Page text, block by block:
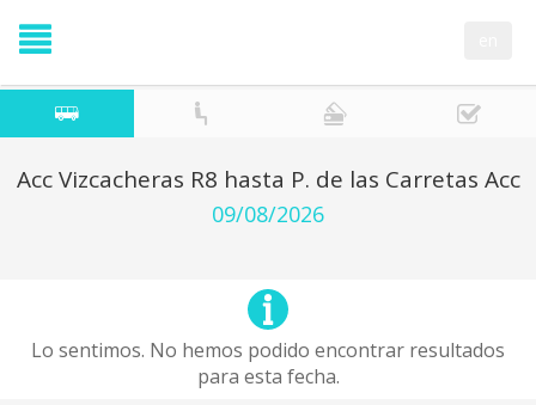
Acc Vizcacheras R8 hasta P. de las Carretas Acc
09/08/2026
Lo sentimos. No hemos podido encontrar resultados
para esta fecha.